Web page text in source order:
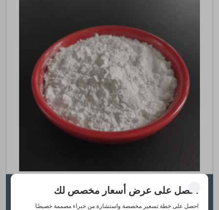
كبريتات المنغنيز
احصل على عرض أسعار مخصص لك
احصل على خطة تسعير مخصصة واستشارة من خبراء مصممة خصيصًا